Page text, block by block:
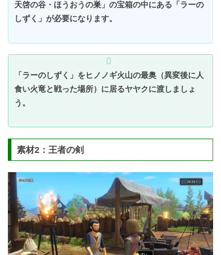
天啓の谷・ほうおうの巣」の宝箱の中にある「ラーの
しずく」が必要になります。
「ラーのしずく」をヒノノギ火山の最奥（異変後に人
食い火竜と戦った場所）に居るヤヤクに渡しましょ
う。
素材2：王者の剣